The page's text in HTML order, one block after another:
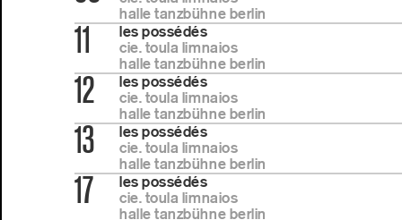
halle tanzbühne berlin
11
les possédés
cie. toula limnaios
halle tanzbühne berlin
12
les possédés
cie. toula limnaios
halle tanzbühne berlin
13
les possédés
cie. toula limnaios
halle tanzbühne berlin
17
les possédés
cie. toula limnaios
halle tanzbühne berlin